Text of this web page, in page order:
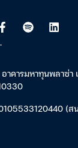
คารมหาทุนพลาซ่า
(